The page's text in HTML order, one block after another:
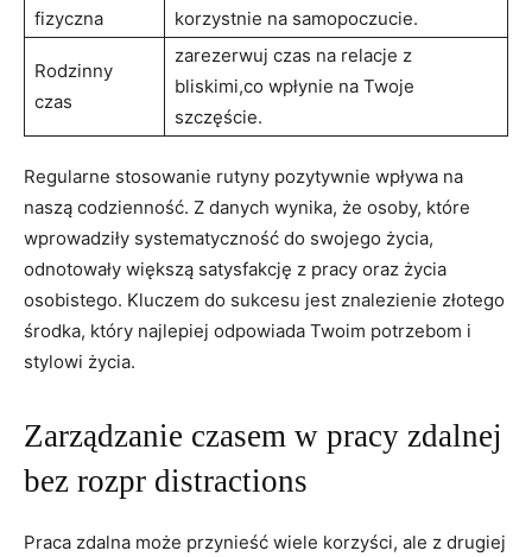
fizyczna
korzystnie na samopoczucie.
Rodzinny
czas
zarezerwuj czas na relacje z
⁢bliskimi,co wpłynie na Twoje
⁢szczęście.
Regularne stosowanie ‍rutyny pozytywnie wpływa ‌na
‌naszą codzienność. Z danych ⁣wynika, że osoby, które
wprowadziły ⁣systematyczność do swojego życia,
odnotowały większą‍ satysfakcję z pracy ‌oraz​ życia
⁣osobistego.​ Kluczem do sukcesu jest⁢ znalezienie złotego
środka, który najlepiej⁤ odpowiada⁢ Twoim potrzebom i
⁢stylowi życia.
Zarządzanie ⁤czasem w pracy zdalnej
bez‌ rozpr distractions
Praca zdalna‌ może przynieść⁢ wiele korzyści, ale z drugiej